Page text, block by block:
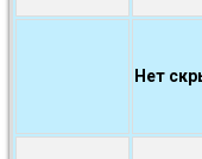
Нет